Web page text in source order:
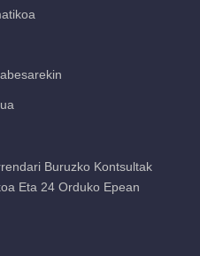
Buruzko Kontsultak
Eta 24 Orduko Epean